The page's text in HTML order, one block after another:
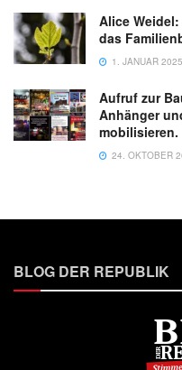
Alice
das
1. JANUAR 2025
Aufruf zur
Anhänger
mobilisieren.
24. OKTOBER
BLOG DER REPUBLIK